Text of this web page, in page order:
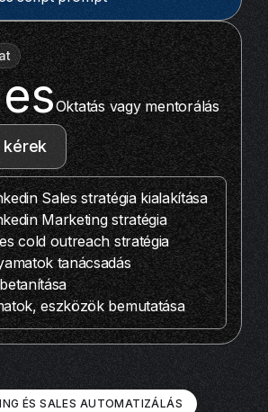
Oktatás vagy mentorálás
kérek
Sales stratégia kialakítása
Marketing stratégia
cold outreach stratégia
tanácsadás
eszközök bemutatása
ÉS SALES AUTOMATIZÁLÁS